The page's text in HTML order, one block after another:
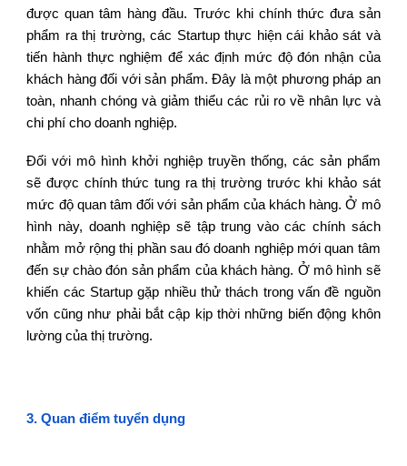
được quan tâm hàng đầu. Trước khi chính thức đưa sản
phẩm ra thị trường, các Startup thực hiện cái khảo sát và
tiến hành thực nghiệm để xác định mức độ đón nhận của
khách hàng đối với sản phẩm. Đây là một phương pháp an
toàn, nhanh chóng và giảm thiểu các rủi ro về nhân lực và
chi phí cho doanh nghiệp.
Đối với mô hình khởi nghiệp truyền thống, các sản phẩm
sẽ được chính thức tung ra thị trường trước khi khảo sát
mức độ quan tâm đối với sản phẩm của khách hàng. Ở mô
hình này, doanh nghiệp sẽ tập trung vào các chính sách
nhằm mở rộng thị phần sau đó doanh nghiệp mới quan tâm
đến sự chào đón sản phẩm của khách hàng. Ở mô hình sẽ
khiến các Startup gặp nhiều thử thách trong vấn đề nguồn
vốn cũng như phải bắt cập kịp thời những biến động khôn
lường của thị trường.
3.Quan điểm tuyển dụng